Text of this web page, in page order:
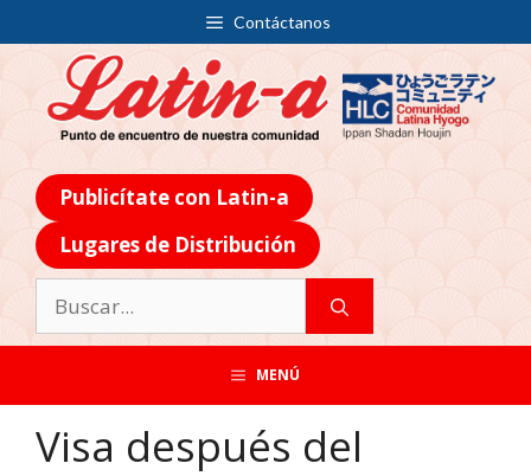
Contáctanos
Publicítate con Latin-a
Lugares de Distribución
MENÚ
Visa después del